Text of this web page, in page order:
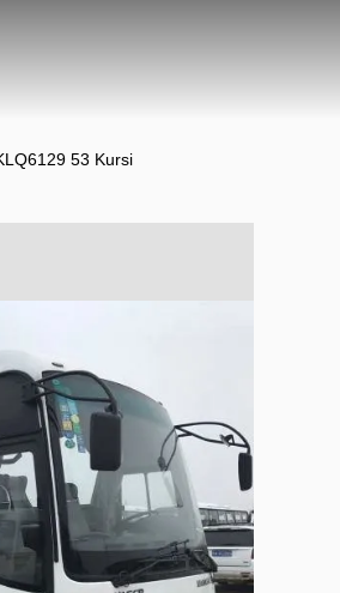
53 Kursi